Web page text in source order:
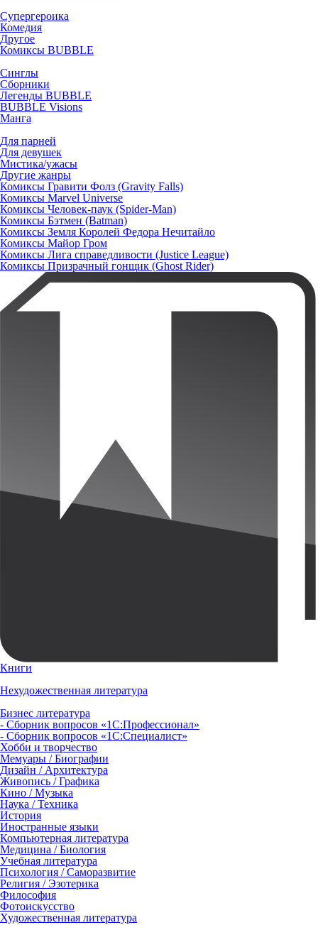
Супергероика
Комедия
Другое
Комиксы BUBBLE
Синглы
Сборники
Легенды BUBBLE
BUBBLE Visions
Манга
Для парней
Для девушек
Мистика/ужасы
Другие жанры
Комиксы Гравити Фолз (Gravity Falls)
Комиксы Marvel Universe
Комиксы Человек-паук (Spider-Man)
Комиксы Бэтмен (Batman)
Комиксы Земля Королей Федора Нечитайло
Комиксы Майор Гром
Комиксы Лига справедливости (Justice League)
Комиксы Призрачный гонщик (Ghost Rider)
Книги
Нехудожественная литература
Бизнес литература
- Сборник вопросов «1С:Профессионал»
- Сборник вопросов «1С:Специалист»
Хобби и творчество
Мемуары / Биографии
Дизайн / Архитектура
Живопись / Графика
Кино / Музыка
Наука / Техника
История
Иностранные языки
Компьютерная литература
Медицина / Биология
Учебная литература
Психология / Саморазвитие
Религия / Эзотерика
Философия
Фотоискусство
Художественная литература